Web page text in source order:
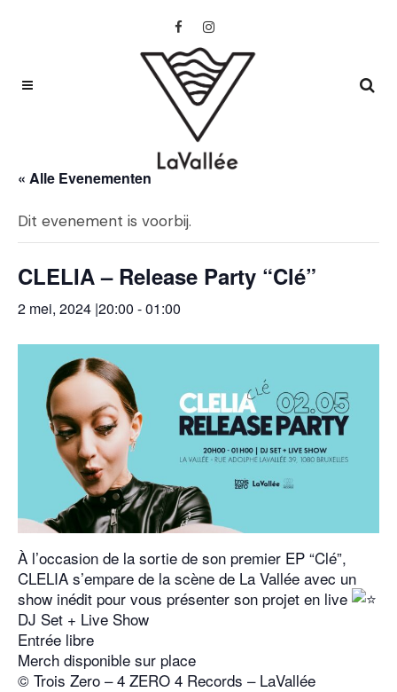
« Alle Evenementen
Dit evenement is voorbij.
CLELIA – Release Party “Clé”
2 mei, 2024 |20:00 -01:00
À l’occasion de la sortie de son premier EP “Clé”,
CLELIA s’empare de la scène de La Vallée avec un
show inédit pour vous présenter son projet en live
DJ Set + Live Show
Entrée libre
Merch disponible sur place
© Trois Zero – 4 ZERO 4 Records – LaVallée